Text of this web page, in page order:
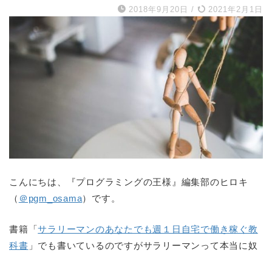
2018年9月20日 / 2021年2月1日
こんにちは、『プログラミングの王様』編集部のヒロキ
（ ＠pgm_osama）です。
書籍「サラリーマンのあなたでも週１日自宅で働き稼ぐ教
科書 」でも書いているのですがサラリーマンって本当に奴